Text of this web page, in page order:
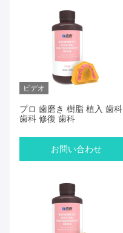
ビデオ
プロ 歯磨き 樹脂 植入 歯科
歯科 修復 歯科
お問い合わせ